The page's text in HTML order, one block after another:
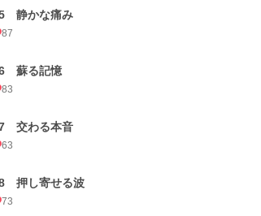
静かな痛み
87
蘇る記憶
83
交わる本音
63
押し寄せる波
73